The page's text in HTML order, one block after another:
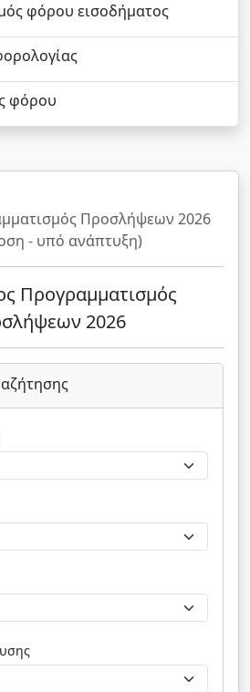
φόρου εισοδήματος
φόρου
Προσλήψεων 2026
- υπό ανάπτυξη)
Προγραμματισμός
2026